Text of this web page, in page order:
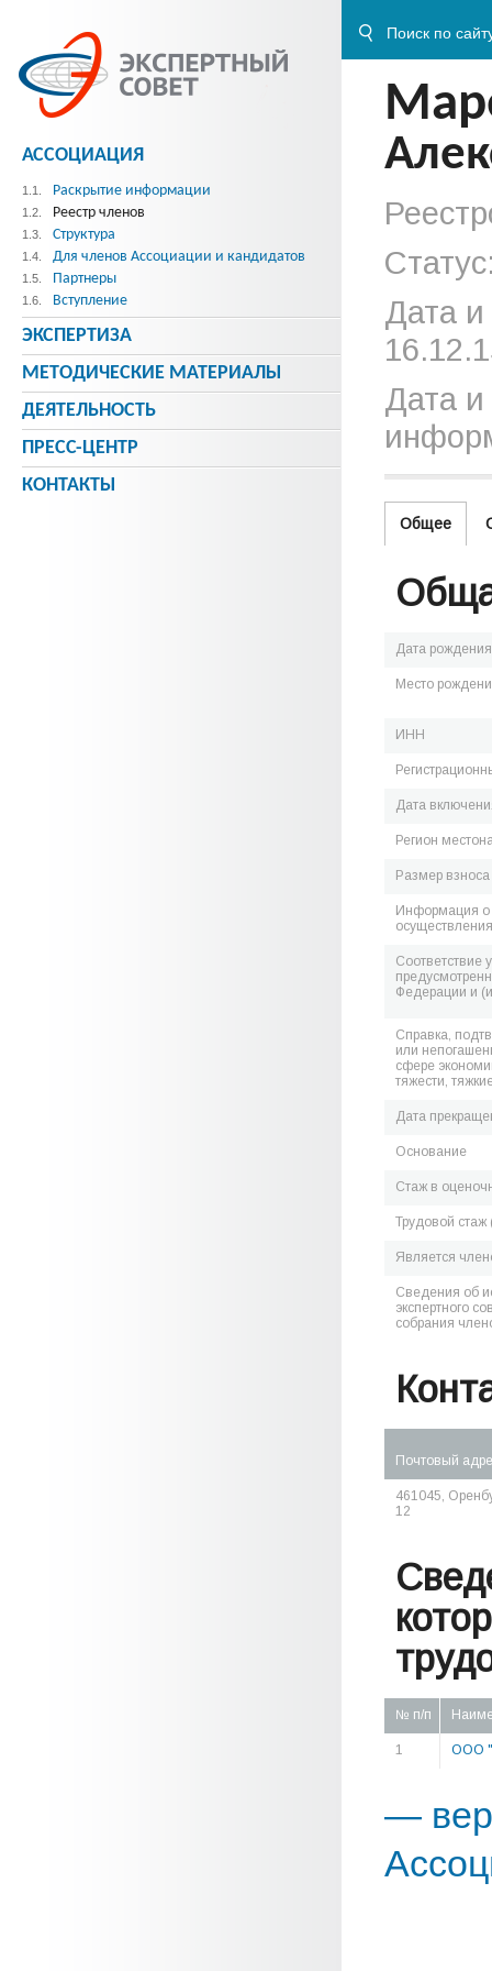
Дата
Дата и
Общее
Дата рождения
Место
ИНН
Дата
Регион
Размер
Информация о
Соответствие
Федерации и
Справка,
или
сфере
тяжести,
Дата
Основание
Стаж в
Трудовой стаж
Является
Сведения об
экспертного
собрания
Почтовый
461045,
12
№ п/п
1 ООО
—
АССОЦИАЦИЯ
1.1. Раскрытие информации
1.2. Реестр членов
1.3. Структура
1.4. Для членов Ассоциации и кандидатов
1.5. Партнеры
1.6. Вступление
ЭКСПЕРТИЗА
МЕТОДИЧЕСКИE МАТЕРИАЛЫ
ДЕЯТЕЛЬНОСТЬ
ПРЕСС-ЦЕНТР
КОНТАКТЫ